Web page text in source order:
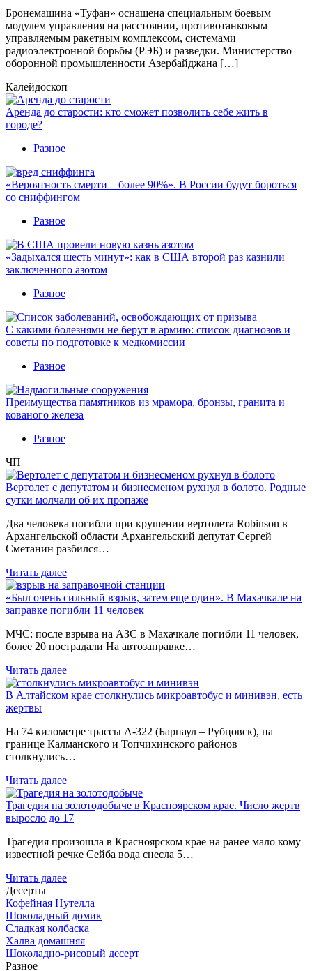
Бронемашина «Туфан» оснащена специальным боевым
модулем управления на расстоянии, противотанковым
управляемым ракетным комплексом, системами
радиоэлектронной борьбы (РЭБ) и разведки. Министерство
оборонной промышленности Азербайджана […]
Калейдоскоп
Аренда до старости: кто сможет позволить себе жить в
городе?
Разное
«Вероятность смерти – более 90%». В России будут бороться
со сниффингом
Разное
«Задыхался шесть минут»: как в США второй раз казнили
заключенного азотом
Разное
С какими болезнями не берут в армию: список диагнозов и
советы по подготовке к медкомиссии
Разное
Преимущества памятников из мрамора, бронзы, гранита и
кованого железа
Разное
ЧП
Вертолет с депутатом и бизнесменом рухнул в болото. Родные
сутки молчали об их пропаже
Два человека погибли при крушении вертолета Robinson в
Архангельской области Архангельский депутат Сергей
Сметанин разбился…
Читать далее
«Был очень сильный взрыв, затем еще один». В Махачкале на
заправке погибли 11 человек
МЧС: после взрыва на АЗС в Махачкале погибли 11 человек,
более 20 пострадали На автозаправке…
Читать далее
В Алтайском крае столкнулись микроавтобус и минивэн, есть
жертвы
На 74 километре трассы А-322 (Барнаул – Рубцовск), на
границе Калманского и Топчихинского районов
столкнулись…
Читать далее
Трагедия на золотодобыче в Красноярском крае. Число жертв
выросло до 17
Трагедия произошла в Красноярском крае на ранее мало кому
известной речке Сейба вода снесла 5…
Читать далее
Десерты
Кофейная Нутелла
Шоколадный домик
Сладкая колбаска
Халва домашняя
Шоколадно-рисовый десерт
Разное